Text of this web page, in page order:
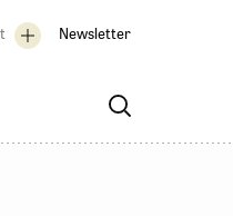
Newsletter